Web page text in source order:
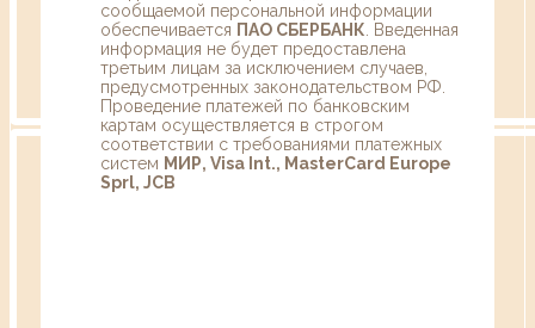
сообщаемой персональной информации
обеспечивается ПАО СБЕРБАНК . Введенная
информация не будет предоставлена
третьим лицам за исключением случаев,
предусмотренных законодательством РФ.
Проведение платежей по банковским
картам осуществляется в строгом
соответствии с требованиями платежных
систем МИР, Visa Int., MasterCard Europe
Sprl, JCB